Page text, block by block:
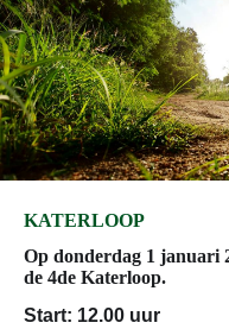
KATERLOOP
Op donderdag 1 januari
de 4de Katerloop.
Start: 12.00 uur